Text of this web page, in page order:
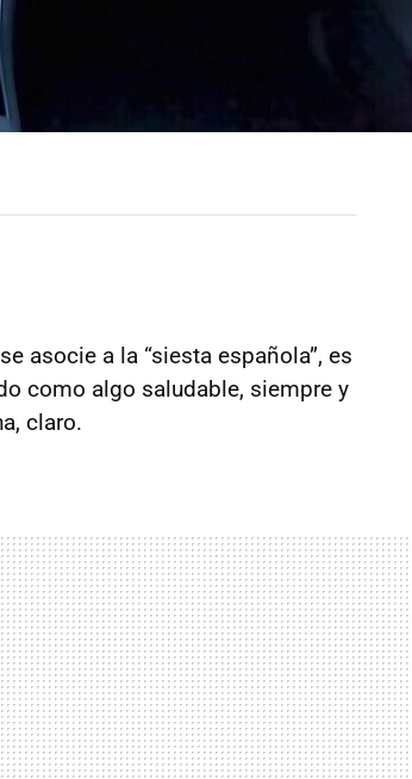
asocie a la “siesta española”, es
como algo saludable, siempre y
claro.